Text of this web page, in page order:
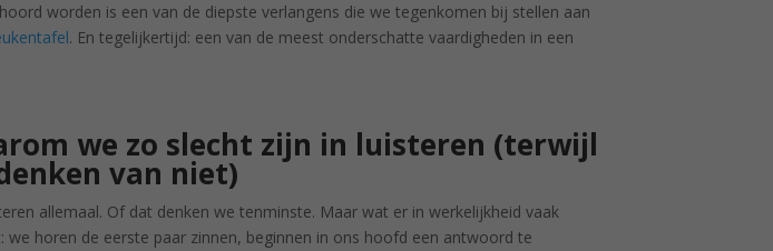
worden is een van de diepste verlangens die we tegenkomen bij stellen aan
. En tegelijkertijd: een van de meest onderschatte vaardigheden in een
we zo slecht zijn in luisteren (terwijl
van niet)
allemaal. Of dat denken we tenminste. Maar wat er in werkelijkheid vaak
we horen de eerste paar zinnen, beginnen in ons hoofd een antwoord te